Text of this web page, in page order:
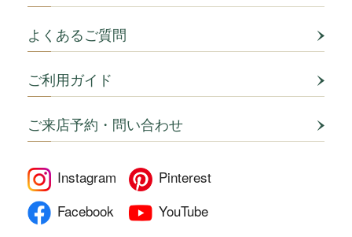
よくあるご質問
ご利用ガイド
ご来店予約・問い合わせ
Instagram
Pinterest
Facebook
YouTube